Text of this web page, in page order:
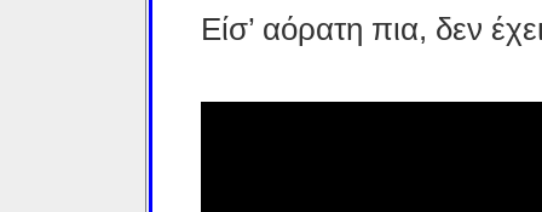
Είσ’ αόρατη πια, δεν